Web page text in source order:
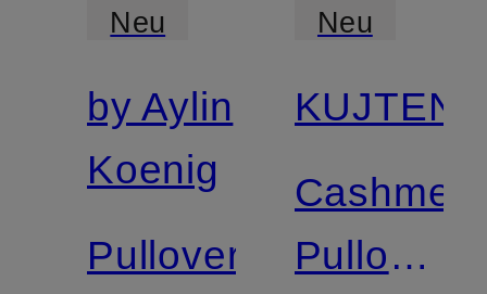
Neu
by Aylin
Koenig
Pullover
Neu
KUJTEN
Pullover